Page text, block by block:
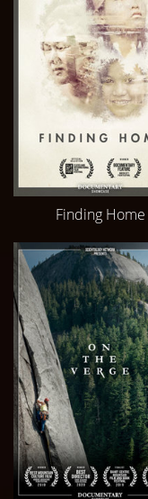
Finding Home